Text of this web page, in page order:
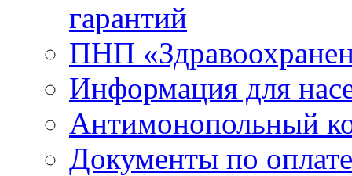
гарантий
ПНП
Информация для
Антимонопольный
Документы по